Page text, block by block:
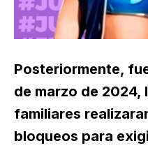
Posteriormente,
de marzo de 2024,
familiares
bloqueos para